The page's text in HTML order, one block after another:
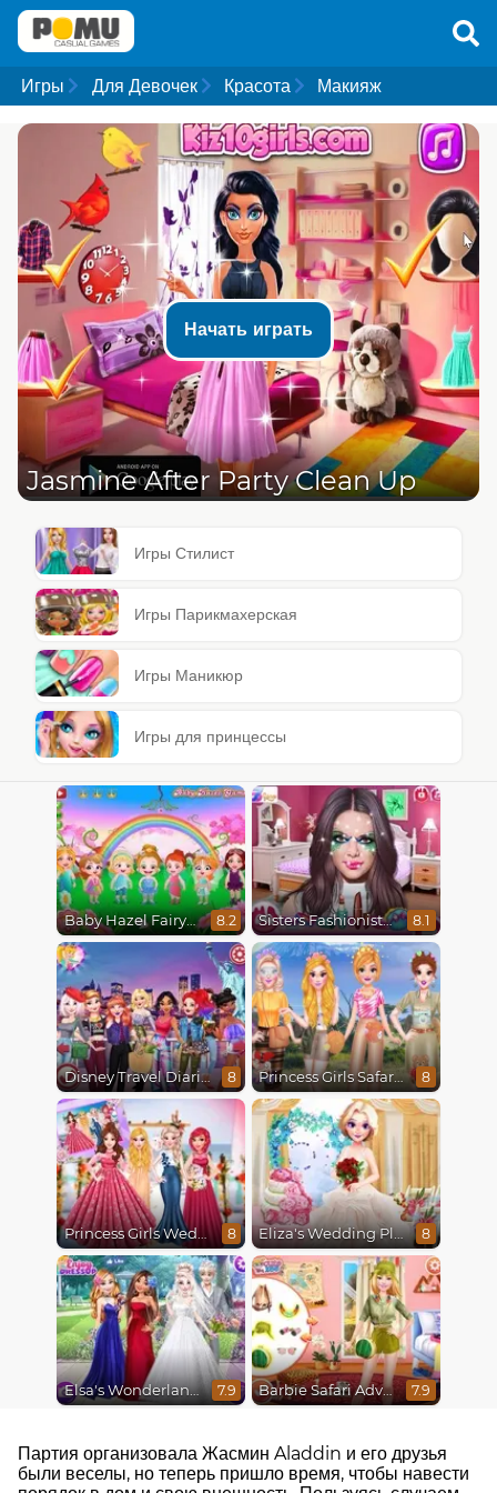
Игры Для Девочек Красота Макияж
Начать играть
Jasmine After Party Clean Up
Игры Стилист
Игры Парикмахерская
Игры Маникюр
Игры для принцессы
Baby Hazel Fairyland Ballet 8.2 Sisters Fashionista Makeup 8.1
Disney Travel Diaries: City Break 8 Princess Girls Safari Trip 8
Princess Girls Wedding Trip 8 Eliza's Wedding Planner 8
Elsa's Wonderland Wedding 7.9 Barbie Safari Adventure 7.9
Партия организовала Жасмин Aladdin и его друзья
были веселы, но теперь пришло время, чтобы навести